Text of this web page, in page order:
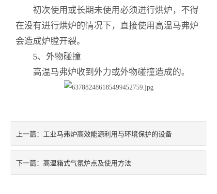
初次使用或长期未使用必须进行烘炉，不得
在没有进行烘炉的情况下，直接使用高温马弗炉
会造成炉膛开裂。
5、外物碰撞
高温马弗炉收到外力或外物碰撞造成的。
上一篇： 工业马弗炉高效能源利用与环境保护的设备
下一篇： 高温箱式气氛炉点及使用方法